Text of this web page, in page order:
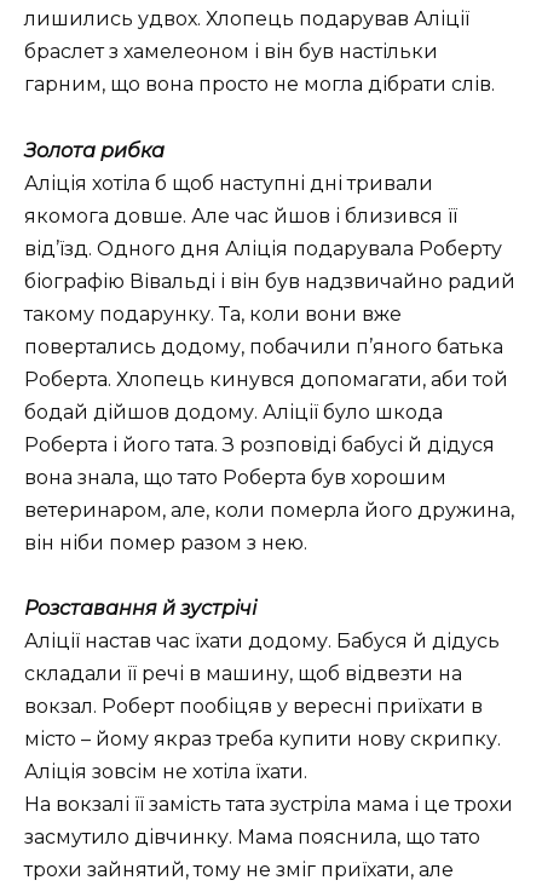
лишились удвох. Хлопець подарував Аліції
браслет з хамелеоном і він був настільки
гарним, що вона просто не могла дібрати слів.
Золота рибка
Аліція хотіла б щоб наступні дні тривали
якомога довше. Але час йшов і близився її
від’їзд. Одного дня Аліція подарувала Роберту
біографію Вівальді і він був надзвичайно радий
такому подарунку. Та, коли вони вже
повертались додому, побачили п’яного батька
Роберта. Хлопець кинувся допомагати, аби той
бодай дійшов додому. Аліції було шкода
Роберта і його тата. З розповіді бабусі й дідуся
вона знала, що тато Роберта був хорошим
ветеринаром, але, коли померла його дружина,
він ніби помер разом з нею.
Розставання й зустрічі
Аліції настав час їхати додому. Бабуся й дідусь
складали її речі в машину, щоб відвезти на
вокзал. Роберт пообіцяв у вересні приїхати в
місто – йому якраз треба купити нову скрипку.
Аліція зовсім не хотіла їхати.
На вокзалі її замість тата зустріла мама і це трохи
засмутило дівчинку. Мама пояснила, що тато
трохи зайнятий, тому не зміг приїхати, але